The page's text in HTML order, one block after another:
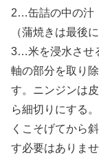
2…缶詰の中の汁
（蒲焼きは最後
3…米を浸水させ
軸の部分を取り
す。ニンジンは
ら細切りにする
くこそげてから
す必要はありませ